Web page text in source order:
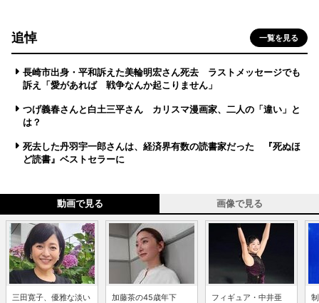
追悼 一覧を見る
長崎市出身・平和訴えた美輪明宏さん死去 ラストメッセージでも
訴え「愛があれば 戦争なんか起こりません」
つげ義春さんと白土三平さん カリスマ漫画家、二人の「違い」と
は？
死去した丹羽宇一郎さんは、経済界有数の読書家だった 『死ぬほ
ど読書』ベストセラーに
動画で見る 画像で見る
三田寛子、優雅な淡い
加藤茶の45歳年下
フィギュア・中井亜